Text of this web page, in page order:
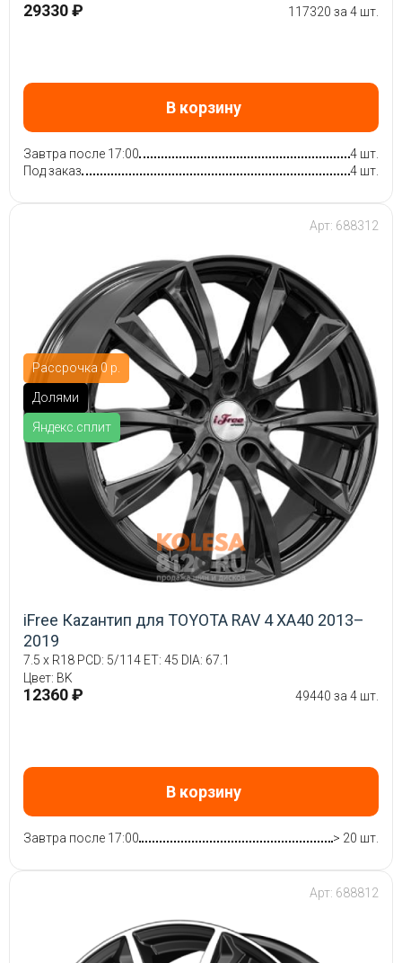
29330 ₽ 117320 за 4 шт.
В корзину
Завтра после 17:00
4 шт.
Под заказ
4 шт.
Рассрочка 0 р.
Долями
Яндекс.сплит
Арт: 688312
iFree Кazaнтип для TOYOTA RAV 4 XA40 2013–
2019
7.5 x R18 PCD: 5/114 ET: 45 DIA: 67.1
Цвет: BK
12360 ₽ 49440 за 4 шт.
В корзину
Завтра после 17:00 > 20 шт.
Арт: 688812